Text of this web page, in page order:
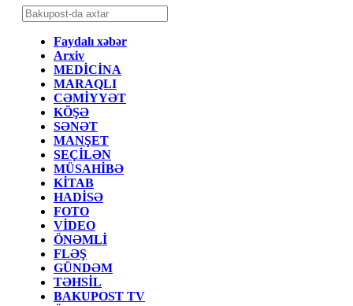
Faydalı xəbər
Arxiv
MEDİCİNA
MARAQLI
CƏMİYYƏT
KÖŞƏ
SƏNƏT
MANŞET
SEÇİLƏN
MÜSAHİBƏ
KİTAB
HADİSƏ
FOTO
VİDEO
ÖNƏMLİ
FLƏŞ
GÜNDƏM
TƏHSİL
BAKUPOST TV